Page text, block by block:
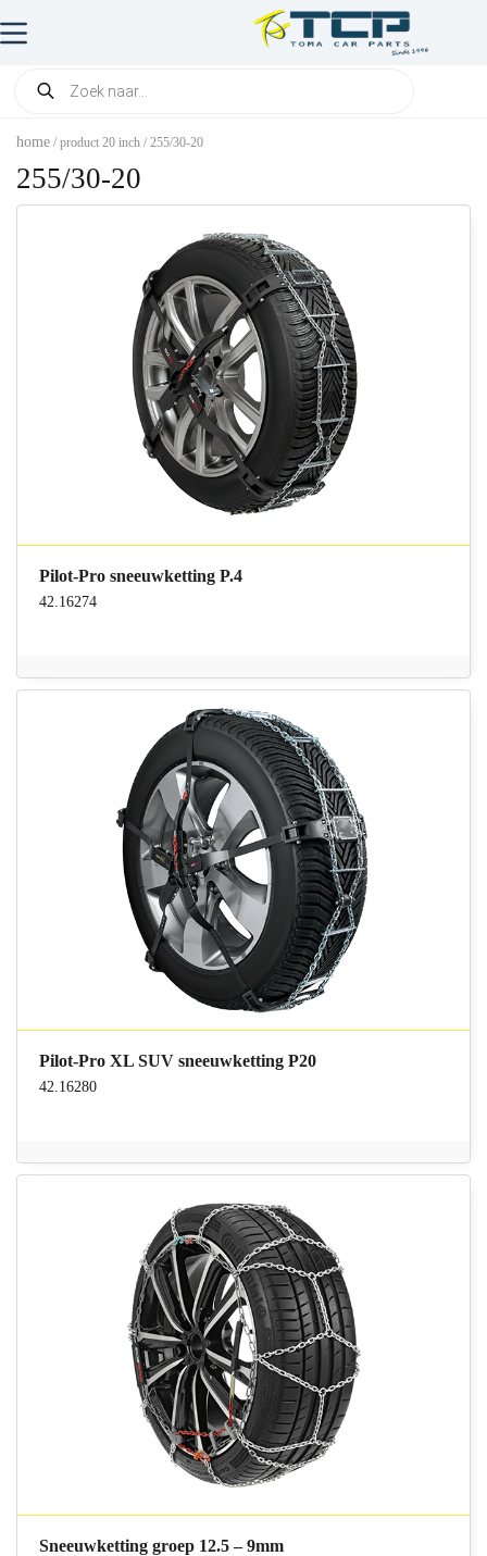
home / product 20 inch / 255/30-20
255/30-20
Pilot-Pro sneeuwketting P.4
42.16274
Pilot-Pro XL SUV sneeuwketting P20
42.16280
Sneeuwketting groep 12.5 – 9mm